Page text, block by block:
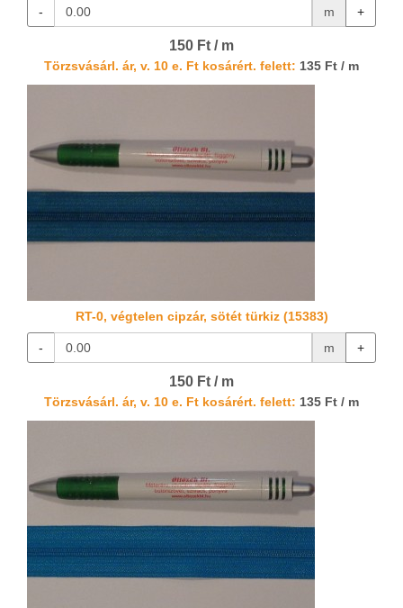
- m +
150 Ft / m
Törzsvásárl. ár, v. 10 e. Ft kosárért. felett: 135 Ft / m
RT-0, végtelen cipzár, sötét türkiz (15383)
- m +
150 Ft / m
Törzsvásárl. ár, v. 10 e. Ft kosárért. felett: 135 Ft / m